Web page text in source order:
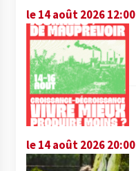
le 14 août 2026 12:00
le 14 août 2026 20:00